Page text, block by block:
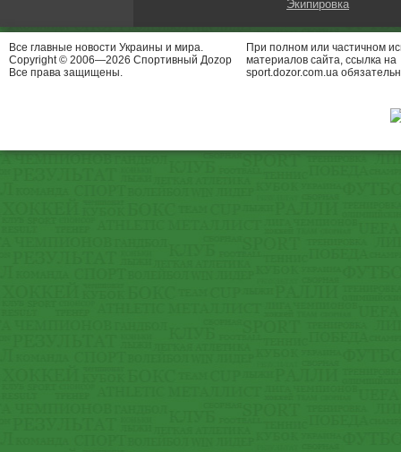
Экипировка
Все главные новости Украины и мира.
Copyright © 2006—2026 Спортивный Доzор
Все права защищены.
При полном или частичном
материалов сайта, ссылка на
sport.dozor.com.ua